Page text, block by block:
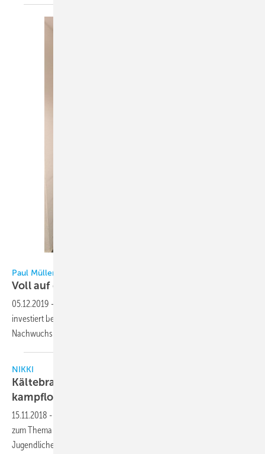
Paul Müller Kälte-Klimatechnik
Voll auf den Nachwuchs
05.12.2019 -
investiert bei ihrer Wachstumsstrategie nachhaltig auf den eigenen
Nachwuchs – Ausbildungsquote liegt bei rund 30
NIKKI
Kältebranche überlässt den Nachwuchs nicht
kampflos anderen
15.11.2018 -
zum Thema Attraktivität von handwerklichen Berufen*) zeigt:
Jugendliche finden den Weg in eine Branche nur, wenn sie die